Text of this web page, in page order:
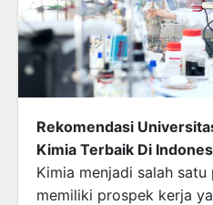
Rekomendasi
Kimia Terbaik Di
Kimia menjadi salah
memiliki prospek kerja